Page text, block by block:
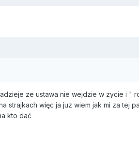
ze ustawa nie wejdzie w zycie i "
strajkach więc ja juz wiem jak mi za tej
kto dać